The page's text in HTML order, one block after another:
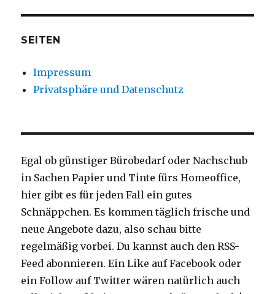
SEITEN
Impressum
Privatsphäre und Datenschutz
Egal ob günstiger Bürobedarf oder Nachschub
in Sachen Papier und Tinte fürs Homeoffice,
hier gibt es für jeden Fall ein gutes
Schnäppchen. Es kommen täglich frische und
neue Angebote dazu, also schau bitte
regelmäßig vorbei. Du kannst auch den RSS-
Feed abonnieren. Ein Like auf Facebook oder
ein Follow auf Twitter wären natürlich auch